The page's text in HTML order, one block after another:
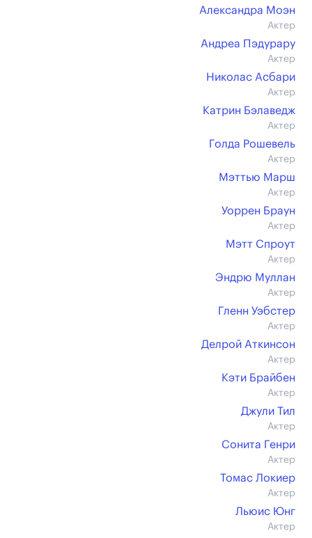
Александра Моэн
Актер
Андреа Пэдурару
Актер
Николас Асбари
Актер
Катрин Бэлаведж
Актер
Голда Рошевель
Актер
Мэттью Марш
Актер
Уоррен Браун
Актер
Мэтт Спроут
Актер
Эндрю Муллан
Актер
Гленн Уэбстер
Актер
Делрой Аткинсон
Актер
Кэти Брайбен
Актер
Джули Тил
Актер
Сонита Генри
Актер
Томас Локиер
Актер
Льюис Юнг
Актер